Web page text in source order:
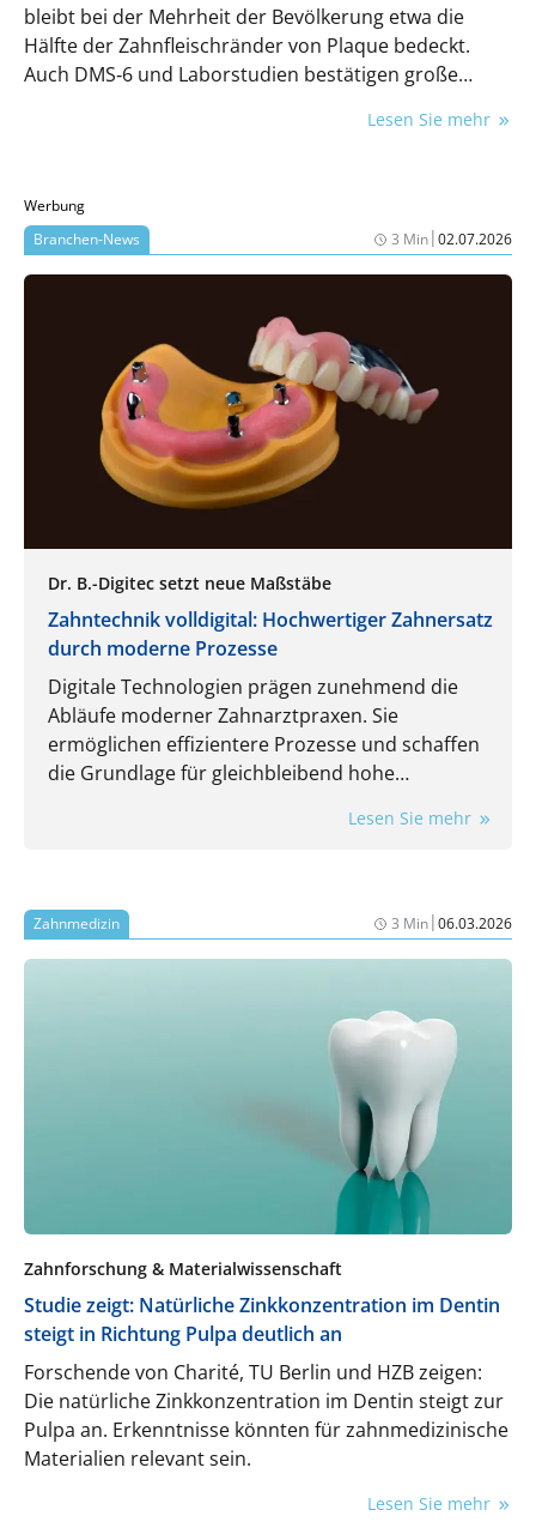
bleibt bei der Mehrheit der Bevölkerung etwa die
Hälfte der Zahnfleischränder von Plaque bedeckt.
Auch DMS‑6 und Laborstudien bestätigen große
Lesen Sie mehr
Werbung
Branchen-News
3 Min|02.07.2026
Dr. B.-Digitec setzt neue Maßstäbe
Zahntechnik volldigital: Hochwertiger Zahnersatz
durch moderne Prozesse
Digitale Technologien prägen zunehmend die
Abläufe moderner Zahnarztpraxen. Sie
ermöglichen effizientere Prozesse und schaffen
die Grundlage für gleichbleibend hohe
Zahnersatzlösungen. Von der Datenerfassung
Teleskopversorgungen mit Dr. B.-Digitec als
zuverlässigem Partner künftig vollständig digital
schnell sowie kosteneffizient an die Patient:innen
geliefert. Zahntechnik wird so zu einem digitalen
Ökosystem, das präzise, reproduzierbare und
skalierbare Lösungen effizient und modern
Lesen Sie mehr
Zahnmedizin 3 Min|06.03.2026
Zahnforschung & Materialwissenschaft
Studie zeigt: Natürliche Zinkkonzentration im Dentin
steigt in Richtung Pulpa deutlich an
Forschende von Charité, TU Berlin und HZB zeigen:
Die natürliche Zinkkonzentration im Dentin steigt zur
Pulpa an. Erkenntnisse könnten für zahnmedizinische
Materialien relevant sein.
Lesen Sie mehr